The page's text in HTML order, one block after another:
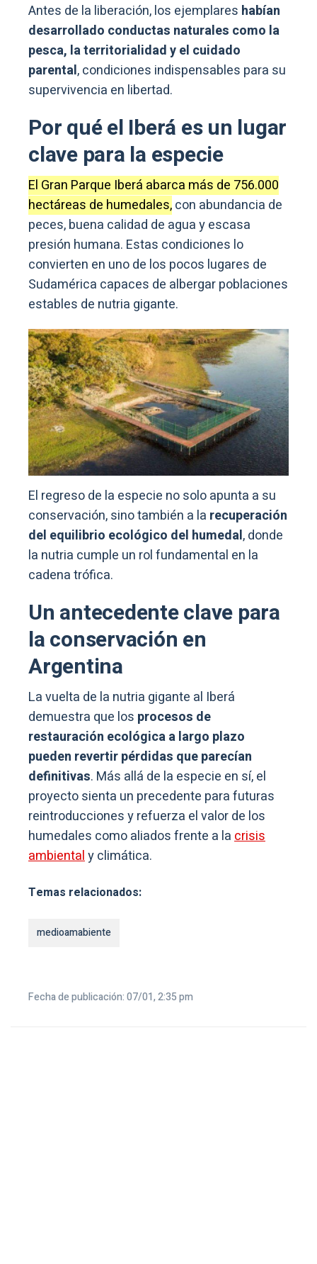
Antes de la liberación, los ejemplares habían
desarrollado conductas naturales como la
pesca, la territorialidad y el cuidado
parental, condiciones indispensables para su
supervivencia en libertad.
Por qué el Iberá es un lugar
clave para la especie
El Gran Parque Iberá abarca más de 756.000
hectáreas de humedales,con abundancia de
peces, buena calidad de agua y escasa
presión humana. Estas condiciones lo
convierten en uno de los pocos lugares de
Sudamérica capaces de albergar poblaciones
estables de nutria gigante.
El regreso de la especie no solo apunta a su
conservación, sino también a la recuperación
del equilibrio ecológico del humedal, donde
la nutria cumple un rol fundamental en la
cadena trófica.
Un antecedente clave para
la conservación en
Argentina
La vuelta de la nutria gigante al Iberá
demuestra que los procesos de
restauración ecológica a largo plazo
pueden revertir pérdidas que parecían
definitivas. Más allá de la especie en sí, el
proyecto sienta un precedente para futuras
reintroducciones y refuerza el valor de los
humedales como aliados frente a lacrisis
ambientaly climática.
Temas relacionados:
medioamabiente
Fecha de publicación: 07/01, 2:35 pm